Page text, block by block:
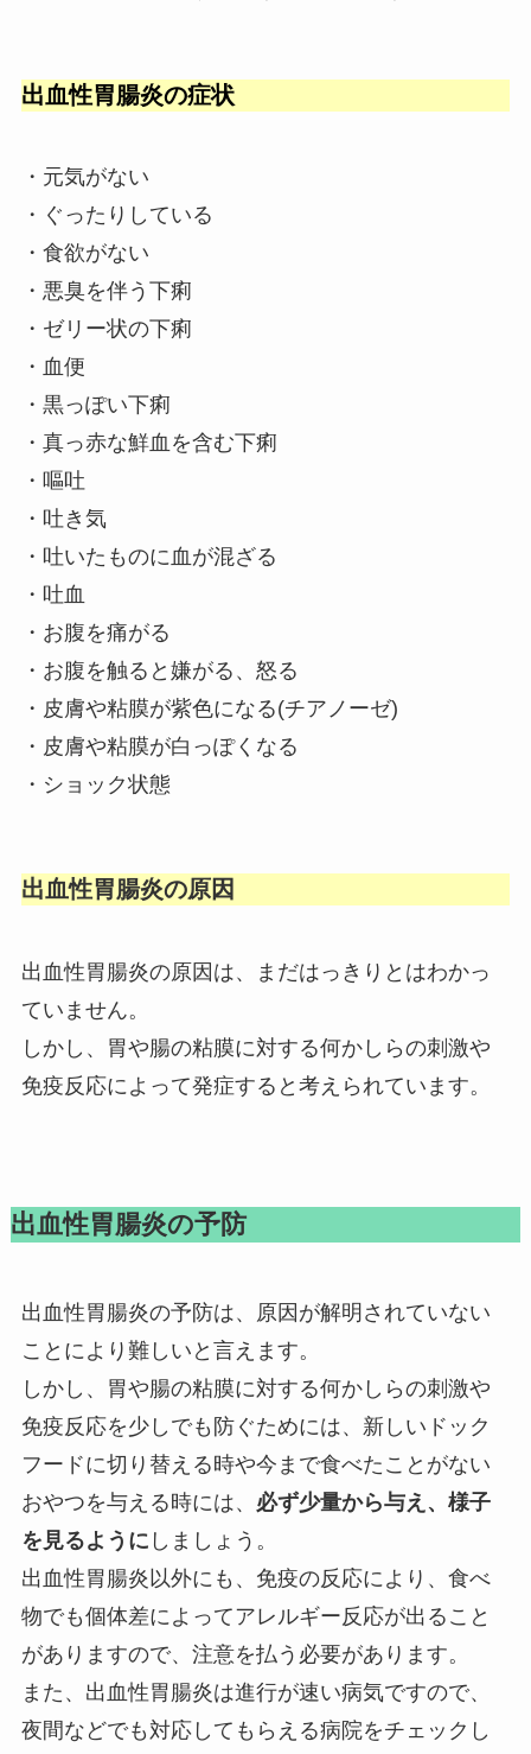
出血性胃腸炎の症状
・元気がない
・ぐったりしている
・食欲がない
・悪臭を伴う下痢
・ゼリー状の下痢
・血便
・黒っぽい下痢
・真っ赤な鮮血を含む下痢
・嘔吐
・吐き気
・吐いたものに血が混ざる
・吐血
・お腹を痛がる
・お腹を触ると嫌がる、怒る
・皮膚や粘膜が紫色になる(チアノーゼ)
・皮膚や粘膜が白っぽくなる
・ショック状態
出血性胃腸炎の原因
出血性胃腸炎の原因は、まだはっきりとはわかっ
ていません。
しかし、胃や腸の粘膜に対する何かしらの刺激や
免疫反応によって発症すると考えられています。
出血性胃腸炎の予防
出血性胃腸炎の予防は、原因が解明されていない
ことにより難しいと言えます。
しかし、胃や腸の粘膜に対する何かしらの刺激や
免疫反応を少しでも防ぐためには、新しいドック
フードに切り替える時や今まで食べたことがない
おやつを与える時には、 必ず少量から与え、様子
を見るように しましょう。
出血性胃腸炎以外にも、免疫の反応により、食べ
物でも個体差によってアレルギー反応が出ること
がありますので、注意を払う必要があります。
また、出血性胃腸炎は進行が速い病気ですので、
夜間などでも対応してもらえる病院をチェックし